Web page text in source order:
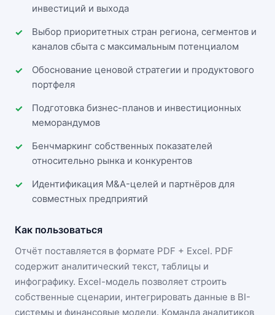
инвестиций и выхода
Выбор приоритетных стран региона, сегментов и
каналов сбыта с максимальным потенциалом
Обоснование ценовой стратегии и продуктового
портфеля
Подготовка бизнес-планов и инвестиционных
меморандумов
Бенчмаркинг собственных показателей
относительно рынка и конкурентов
Идентификация M&A-целей и партнёров для
совместных предприятий
Как пользоваться
Отчёт поставляется в формате PDF + Excel. PDF
содержит аналитический текст, таблицы и
инфографику. Excel-модель позволяет строить
собственные сценарии, интегрировать данные в BI-
системы и финансовые модели. Команда аналитиков